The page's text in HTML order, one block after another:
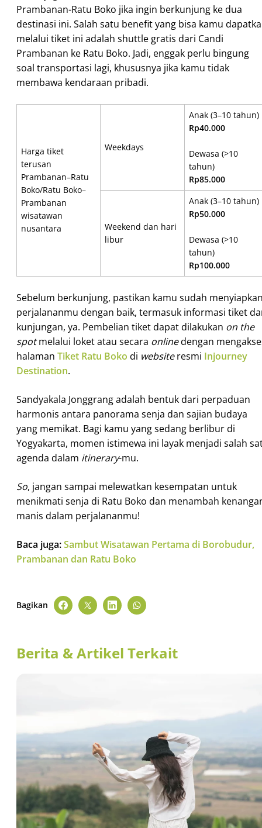
Prambanan-Ratu Boko jika ingin berkunjung ke dua
destinasi ini. Salah satu benefit yang bisa kamu
melalui tiket ini adalah shuttle gratis dari Candi
Prambanan ke Ratu Boko. Jadi, enggak perlu bingung
soal transportasi lagi, khususnya jika kamu tidak
membawa kendaraan pribadi.
Harga tiket
terusan
Prambanan–Ratu
Boko/Ratu Boko–
Prambanan
wisatawan
nusantara
Weekdays
Anak (3–10 tahun)
Rp40.000
Dewasa (>10
tahun)
Rp85.000
Weekend dan hari
libur
Anak (3–10 tahun)
Rp50.000
Dewasa (>10
tahun)
Rp100.000
Sebelum berkunjung, pastikan kamu sudah
perjalananmu dengan baik, termasuk informasi tiket
kunjungan, ya. Pembelian tiket dapat dilakukan on the
spotmelalui loket atau secara onlinedengan
halaman Tiket Ratu Boko di websiteresmi Injourney
Destination.
Sandyakala Jonggrang adalah bentuk dari perpaduan
harmonis antara panorama senja dan sajian budaya
yang memikat. Bagi kamu yang sedang berlibur di
Yogyakarta, momen istimewa ini layak menjadi salah
agenda dalam itinerary-mu.
So, jangan sampai melewatkan kesempatan untuk
menikmati senja di Ratu Boko dan menambah
manis dalam perjalananmu!
Baca juga:Sambut Wisatawan Pertama di Borobudur,
Prambanan dan Ratu Boko
Bagikan
Berita & Artikel Terkait